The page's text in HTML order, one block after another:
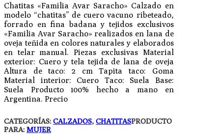
Chatitas «Familia Avar Saracho» Calzado en
modelo “chatitas” de cuero vacuno ribeteado,
forrado en fina badana y tejidos exclusivos
«Familia Avar Saracho» realizados en lana de
oveja teñida en colores naturales y elaborados
en telar manual. Piezas exclusivas Material
exterior: Cuero y tela tejida de lana de oveja
Altura de taco: 2 cm Tapita taco: Goma
Material interior: Cuero Taco: Suela Base:
Suela Producto 100% hecho a mano en
Argentina. Precio
CATEGORÍAS: CALZADOS, CHATITASPRODUCTO
PARA: MUJER